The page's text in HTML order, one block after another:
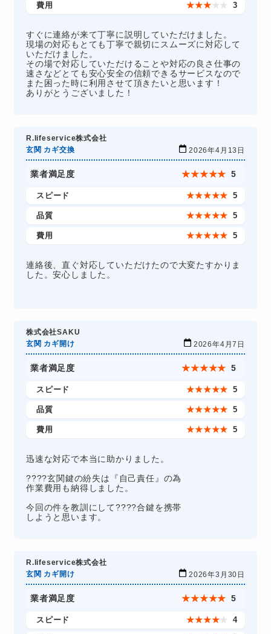
費用 ★★★ ★ ★ 3
すぐに連絡が来て丁寧に説明していただけました。
現場の対応もとても丁寧で親切にスムーズに対応して
いただけました。
その場で対応していただけることや対応の良さ仕事の
速さなどとても安心安全の信頼できるサービスなので
また困った時に利用させて頂きたいと思います！
ありがとうございました！
R.lifeservice株式会社
玄関 カギ交換
2026年4月13日
業者満足度 ★★★★★ 5
スピード ★★★★★ 5
品質 ★★★★★ 5
費用 ★★★★★ 5
連絡後、直ぐ対応していただけたので大変たすかりま
した。安心しました。
株式会社SAKU
玄関 カギ開け
2026年4月7日
業者満足度 ★★★★★ 5
スピード ★★★★★ 5
品質 ★★★★★ 5
費用 ★★★★★ 5
迅速な対応で本当に助かりました。
????玄関鍵の紛失は『自己責任』の為
作業費用も納得しました。
今回の件を教訓にして????合鍵を携帯
しようと思います。
R.lifeservice株式会社
玄関 カギ開け
2026年3月30日
業者満足度 ★★★★★ 5
スピード ★★★★★ 4